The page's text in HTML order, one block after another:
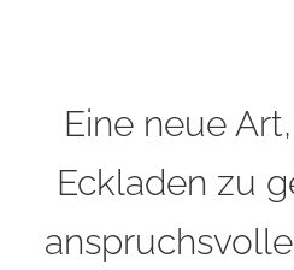
Eine neue
Eckladen zu